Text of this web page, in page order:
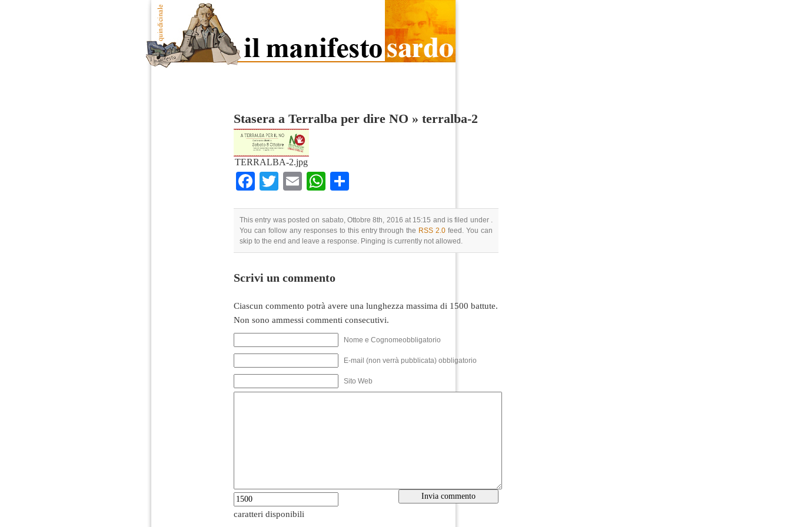
Stasera a Terralba per dire NO » terralba-2
TERRALBA-2.jpg
Facebook
TwitterEmailWhatsApp
This entry was posted on sabato, Ottobre 8th, 2016 at 15:15 and is filed under .
You can follow any responses to this entry through the RSS 2.0 feed. You can
skip to the end and leave a response. Pinging is currently not allowed.
Scrivi un commento
Ciascun commento potrà avere una lunghezza massima di 1500 battute.
Non sono ammessi commenti consecutivi.
Nome e Cognomeobbligatorio
E-mail (non verrà pubblicata) obbligatorio
Sito Web
caratteri disponibili